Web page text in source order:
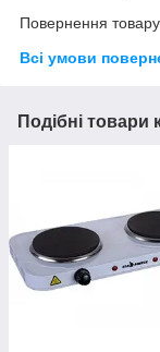
Повернення
Всі умови
Подібні товари